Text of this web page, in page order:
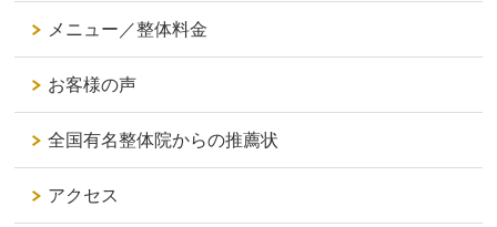
メニュー／整体料金
お客様の声
全国有名整体院からの推薦状
アクセス